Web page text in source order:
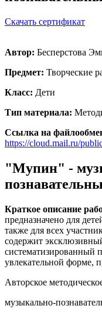
Cкачать сертификат
Автор: Бесперстова
Предмет: Творческие
Класс: Дети
Тип материала:
Ссылка на
https://cloud.mail.ru/
"Мупин" -
Краткое описание
предназначено для
также для всех
содержит
систематизированный
увлекательной форме,
Авторское
музыкально-